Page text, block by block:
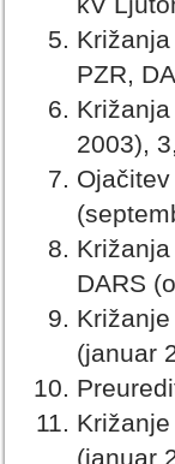
PZR,
2003),
DARS
(januar
(januar